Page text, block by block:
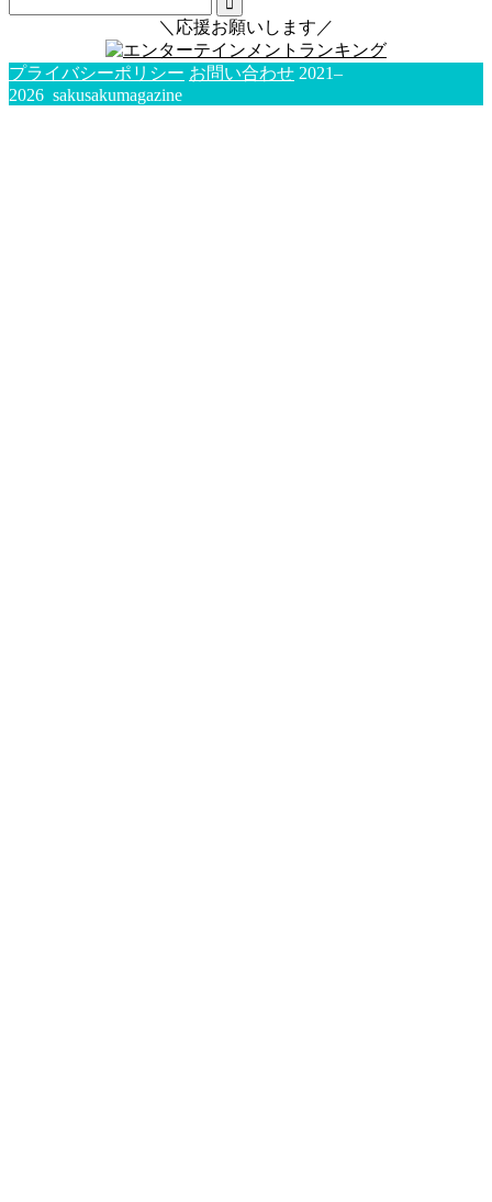
＼応援お願いします／
プライバシーポリシー お問い合わせ 2021–
2026 sakusakumagazine